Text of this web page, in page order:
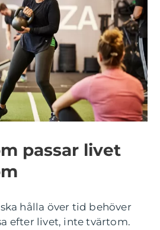
passar livet
hålla över tid behöver
efter livet, inte tvärtom.